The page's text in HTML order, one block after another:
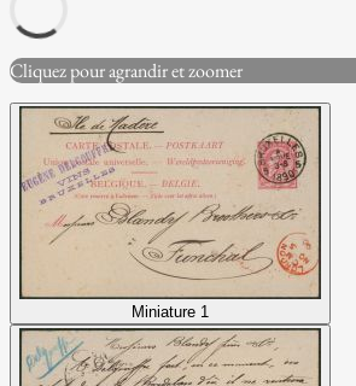
Cliquez pour agrandir et zoomer
Miniature 1